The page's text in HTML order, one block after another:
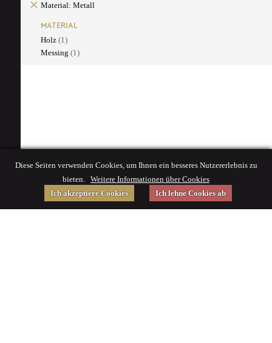
Material: Metall
MATERIAL
Holz (1)
Messing (1)
Diese Seiten verwenden Cookies, um Ihnen ein besseres Nutzererlebnis zu
bieten. Weitere Informationen über Cookies
Ich akzeptiere Cookies
Ich lehne Cookies ab